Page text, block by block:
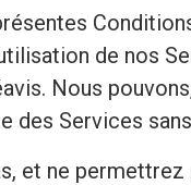
de nos
Nous
des Services
et ne